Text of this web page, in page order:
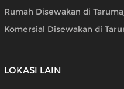
Rumah Disewakan di
Komersial Disewakan di
LOKASI LAIN